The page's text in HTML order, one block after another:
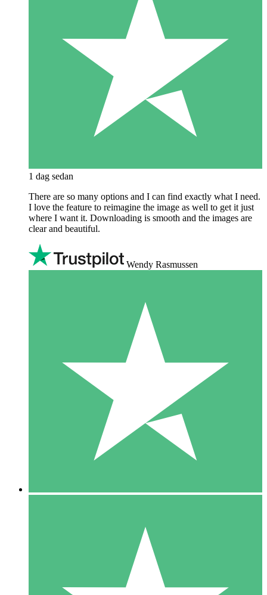
1 dag sedan
There are so many options and I can find exactly what I need.
I love the feature to reimagine the image as well to get it just
where I want it. Downloading is smooth and the images are
clear and beautiful.
Wendy Rasmussen